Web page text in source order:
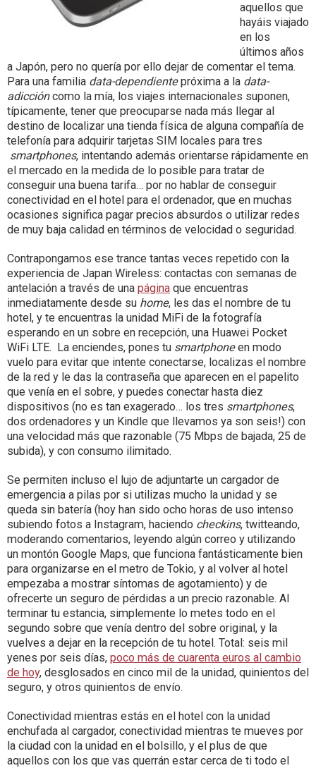
aquellos que
hayáis viajado
en los
últimos años
a Japón, pero no quería por ello dejar de comentar el tema.
Para una familia data-dependientepróxima a la data-
adiccióncomo la mía, los viajes internacionales suponen,
típicamente, tener que preocuparse nada más llegar al
destino de localizar una tienda física de alguna compañía de
telefonía para adquirir tarjetas SIM locales para tres
smartphones, intentando además orientarse rápidamente en
el mercado en la medida de lo posible para tratar de
conseguir una buena tarifa… por no hablar de conseguir
conectividad en el hotel para el ordenador, que en muchas
ocasiones significa pagar precios absurdos o utilizar redes
de muy baja calidad en términos de velocidad o seguridad.
Contrapongamos ese trance tantas veces repetido con la
experiencia de Japan Wireless: contactas con semanas de
antelación a través de una página que encuentras
inmediatamente desde su home, les das el nombre de tu
hotel, y te encuentras la unidad MiFi de la fotografía
esperando en un sobre en recepción, una Huawei Pocket
WiFi LTE. La enciendes, pones tu smartphoneen modo
vuelo para evitar que intente conectarse, localizas el nombre
de la red y le das la contraseña que aparecen en el papelito
que venía en el sobre, y puedes conectar hasta diez
dispositivos (no es tan exagerado… los tres smartphones,
dos ordenadores y un Kindle que llevamos ya son seis!) con
una velocidad más que razonable (75 Mbps de bajada, 25 de
subida), y con consumo ilimitado.
Se permiten incluso el lujo de adjuntarte un cargador de
emergencia a pilas por si utilizas mucho la unidad y se
queda sin batería (hoy han sido ocho horas de uso intenso
subiendo fotos a Instagram, haciendo checkins, twitteando,
moderando comentarios, leyendo algún correo y utilizando
un montón Google Maps, que funciona fantásticamente bien
para organizarse en el metro de Tokio, y al volver al hotel
empezaba a mostrar síntomas de agotamiento) y de
ofrecerte un seguro de pérdidas a un precio razonable. Al
terminar tu estancia, simplemente lo metes todo en el
segundo sobre que venía dentro del sobre original, y la
vuelves a dejar en la recepción de tu hotel. Total: seis mil
yenes por seis días, poco más de cuarenta euros al cambio
de hoy, desglosados en cinco mil de la unidad, quinientos del
seguro, y otros quinientos de envío.
Conectividad mientras estás en el hotel con la unidad
enchufada al cargador, conectividad mientras te mueves por
la ciudad con la unidad en el bolsillo, y el plus de que
aquellos con los que vas querrán estar cerca de ti todo el